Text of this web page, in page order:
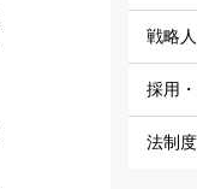
戦略
採用
法制